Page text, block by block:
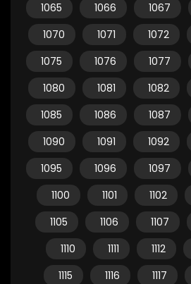
1065
1066 1067
1070
1071 1072
1075
1076 1077
1080
1081 1082
1085
1086 1087
1090
1091 1092
1095
1096 1097
1100
1101 1102
1105
1106 1107
1110
1111 1112
1115
1116 1117